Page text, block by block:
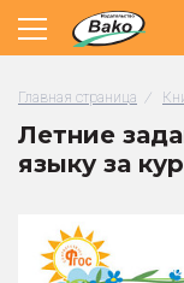
Главная страница /
Летние
языку за